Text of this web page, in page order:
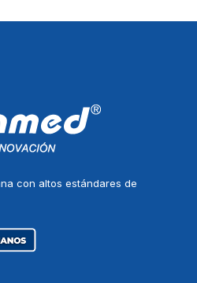
con altos estándares de